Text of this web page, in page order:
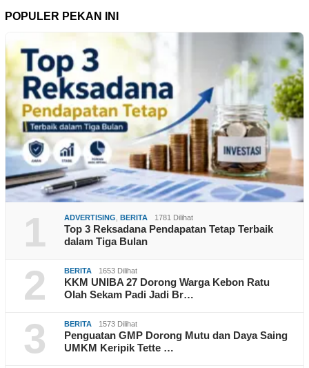
POPULER PEKAN INI
1 ADVERTISING BERITA 1781 Dilihat
Top 3 Reksadana Pendapatan Tetap Terbaik
dalam Tiga Bulan
2 BERITA 1653 Dilihat
KKM UNIBA 27 Dorong Warga Kebon Ratu
Olah Sekam Padi Jadi Br…
3 BERITA 1573 Dilihat
Penguatan GMP Dorong Mutu dan Daya Saing
UMKM Keripik Tette …